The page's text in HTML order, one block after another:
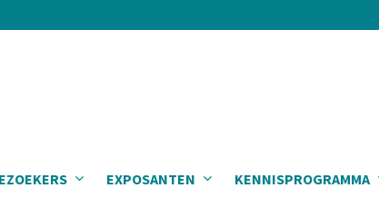
EXPOSANTEN KENNISPROGRAMMA